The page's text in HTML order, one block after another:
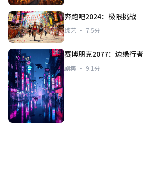
奔跑吧2024：极限挑战
综艺 · 7.5分
赛博朋克2077：边缘行者
剧集 · 9.1分